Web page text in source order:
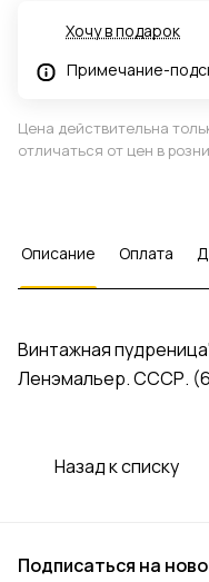
Хочу в подарок
Примечание-
Цена действительна
отличаться от цен в
Описание Оплата
Винтажная
Ленэмальер. СССР.
Назад к списку
Подписаться на